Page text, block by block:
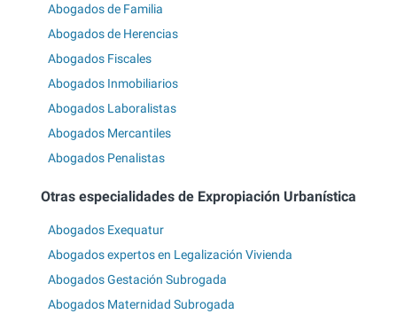
Abogados de Familia
Abogados de Herencias
Abogados Fiscales
Abogados Inmobiliarios
Abogados Laboralistas
Abogados Mercantiles
Abogados Penalistas
Otras especialidades de Expropiación Urbanística
Abogados Exequatur
Abogados expertos en Legalización Vivienda
Abogados Gestación Subrogada
Abogados Maternidad Subrogada